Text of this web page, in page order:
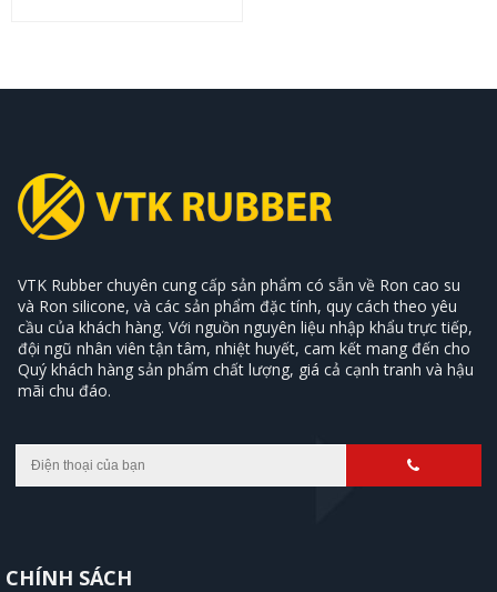
VTK Rubber chuyên cung cấp sản phẩm có sẵn về Ron cao su
và Ron silicone, và các sản phẩm đặc tính, quy cách theo yêu
cầu của khách hàng. Với nguồn nguyên liệu nhập khẩu trực tiếp,
đội ngũ nhân viên tận tâm, nhiệt huyết, cam kết mang đến cho
Quý khách hàng sản phẩm chất lượng, giá cả cạnh tranh và hậu
mãi chu đáo.
CHÍNH SÁCH